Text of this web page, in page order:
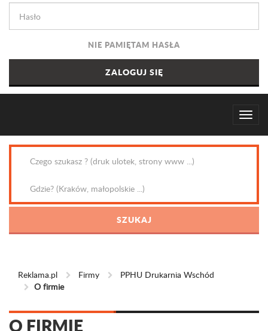
NIE PAMIĘTAM HASŁA
Reklama.pl Firmy
PPHU Drukarnia Wschód
O firmie
O FIRMIE